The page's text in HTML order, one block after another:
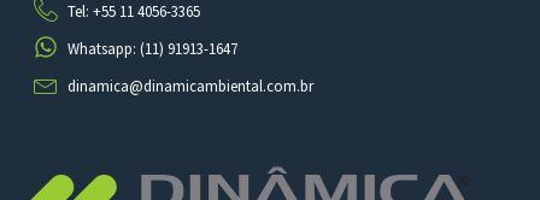
Tel: +55 11 4056-3365
Whatsapp: (11) 91913-1647
dinamica@dinamicambiental.com.br